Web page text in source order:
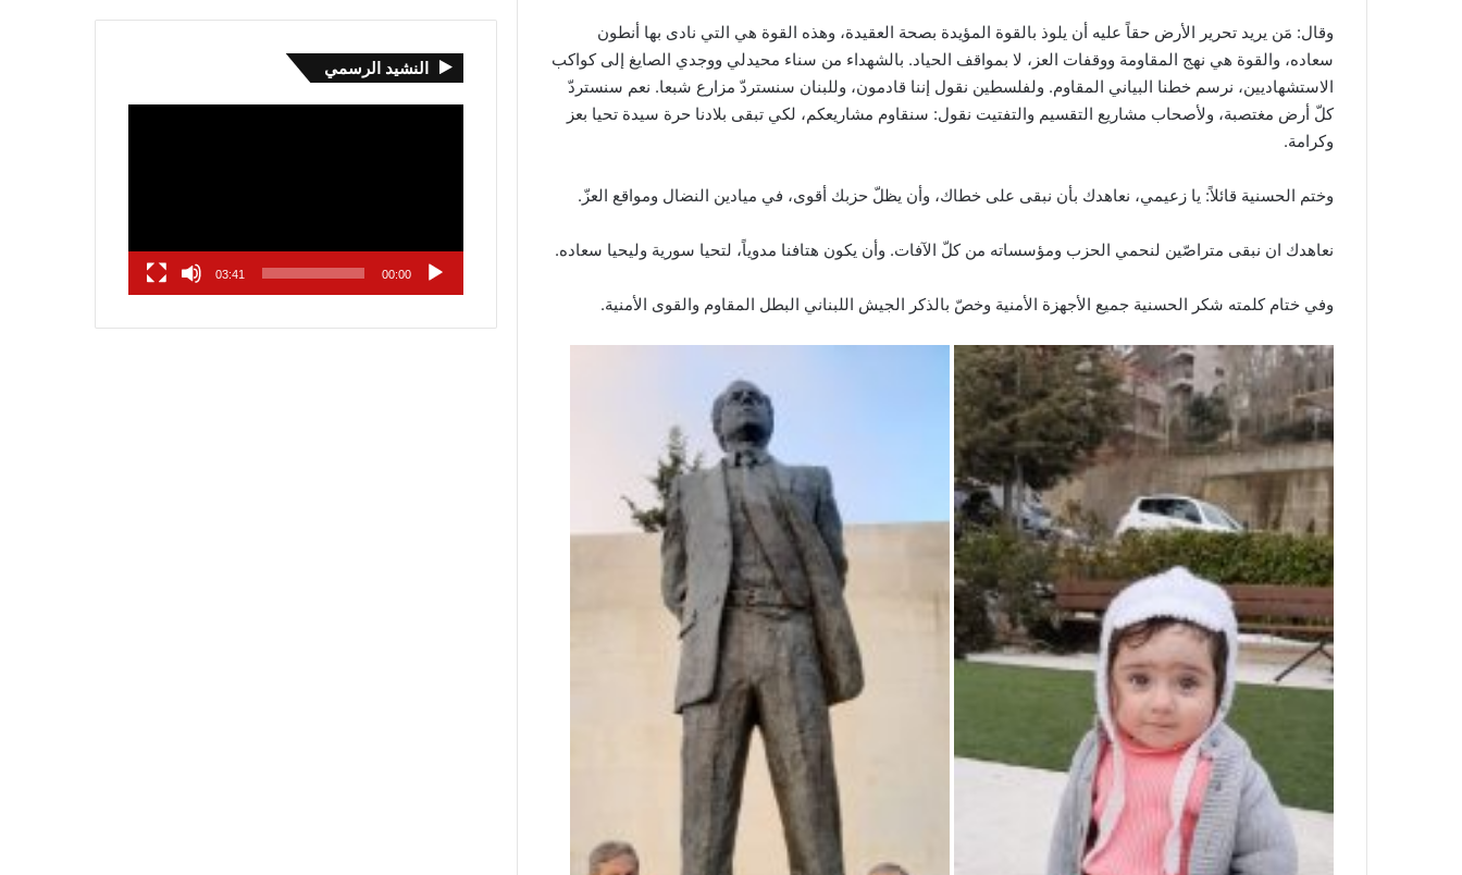
وقال: مَن يريد تحرير الأرض حقاً عليه أن يلوذ بالقوة المؤيدة بصحة العقيدة، وهذه القوة هي التي نادى بها أنطون
سعاده، والقوة هي نهج المقاومة ووقفات العز، لا بمواقف الحياد. بالشهداء من سناء محيدلي ووجدي الصايغ إلى كواكب
الاستشهاديين، نرسم خطنا البياني المقاوم. ولفلسطين نقول إننا قادمون، وللبنان سنستردّ مزارع شبعا. نعم سنستردّ
كلّ أرض مغتصبة، ولأصحاب مشاريع التقسيم والتفتيت نقول: سنقاوم مشاريعكم، لكي تبقى بلادنا حرة سيدة تحيا بعز
وكرامة.
وختم الحسنية قائلاً: يا زعيمي، نعاهدك بأن نبقى على خطاك، وأن يظلّ حزبك أقوى، في ميادين النضال ومواقع العزّ.
نعاهدك ان نبقى متراصّين لنحمي الحزب ومؤسساته من كلّ الآفات. وأن يكون هتافنا مدوياً، لتحيا سورية وليحيا سعاده.
وفي ختام كلمته شكر الحسنية جميع الأجهزة الأمنية وخصّ بالذكر الجيش اللبناني البطل المقاوم والقوى الأمنية.
النشيد الرسمي
00:00
03:41